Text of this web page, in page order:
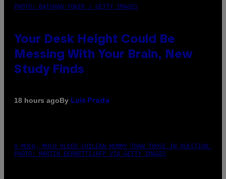
PHOTO: BATUHAN TOKER / GETTY IMAGES
Your Desk Height Could Be
Messing With Your Brain, New
Study Finds
18 hours agoBy Luis Prada
A MUCH, MUCH OLDER CHILEAN MUMMY THAN THOSE IN QUESTION.
PHOTO: MARTIN BERNETTI/AFP VIA GETTY IMAGES